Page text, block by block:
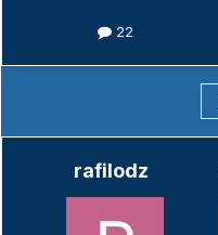
22
rafilodz